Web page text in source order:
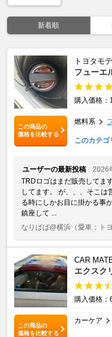
新着順
この商品の
価格を比較する
トヨタモ
フューエ
購入価格：
燃料系
このカテゴ
ユーザーの最新投稿
2026
TRDロゴはまだ販売してま
してます。 が、、、そこ
る時にしかお目に掛かる事
鎮座して ...
なりぱぱ@横浜 （愛車：ト
この商品の
価格を比較する
CAR
エクスク
購入価格：
カーケア